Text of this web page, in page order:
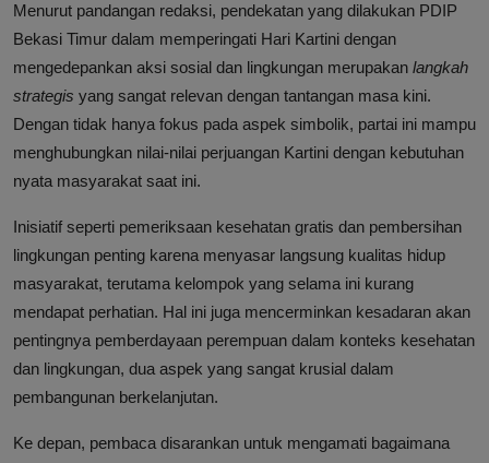
Menurut pandangan redaksi, pendekatan yang dilakukan PDIP
Bekasi Timur dalam memperingati Hari Kartini dengan
mengedepankan aksi sosial dan lingkungan merupakan langkah
strategis yang sangat relevan dengan tantangan masa kini.
Dengan tidak hanya fokus pada aspek simbolik, partai ini mampu
menghubungkan nilai-nilai perjuangan Kartini dengan kebutuhan
nyata masyarakat saat ini.
Inisiatif seperti pemeriksaan kesehatan gratis dan pembersihan
lingkungan penting karena menyasar langsung kualitas hidup
masyarakat, terutama kelompok yang selama ini kurang
mendapat perhatian. Hal ini juga mencerminkan kesadaran akan
pentingnya pemberdayaan perempuan dalam konteks kesehatan
dan lingkungan, dua aspek yang sangat krusial dalam
pembangunan berkelanjutan.
Ke depan, pembaca disarankan untuk mengamati bagaimana